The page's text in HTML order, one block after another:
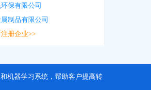
保有限公司
制品有限公司
册企业>>
机器学习系统，帮助客户提高转